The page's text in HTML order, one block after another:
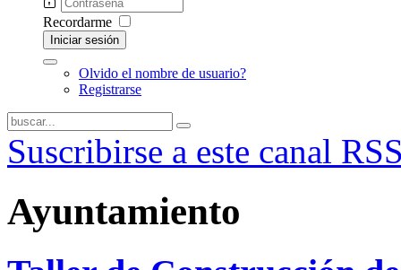
Recordarme
Iniciar sesión
Olvido el nombre de usuario?
Registrarse
Suscribirse a este canal
Ayuntamiento